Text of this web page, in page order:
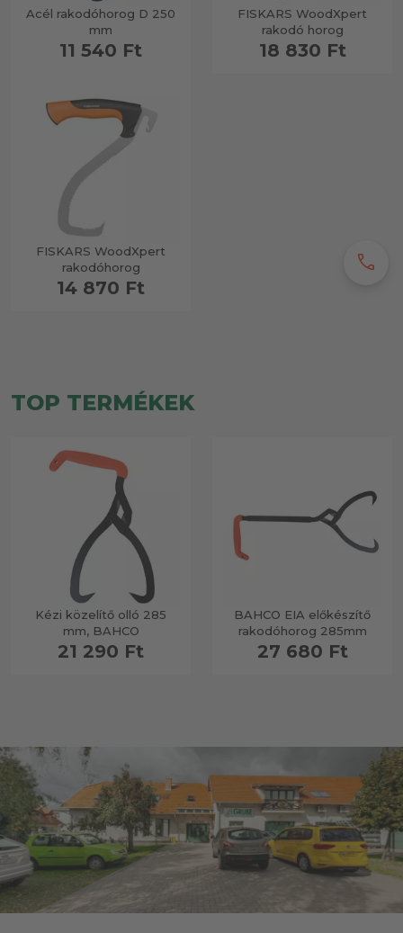
Acél rakodóhorog D 250
mm
11 540 Ft
FISKARS WoodXpert
rakodó horog
18 830 Ft
FISKARS WoodXpert
rakodóhorog
14 870 Ft
TOP TERMÉKEK
Kézi közelítő olló 285
mm, BAHCO
21 290 Ft
BAHCO EIA előkészítő
rakodóhorog 285mm
27 680 Ft
call